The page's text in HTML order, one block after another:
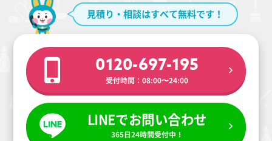
見積り・相談はすべて無料です！
0120-697-195
受付時間：08:00〜24:00
LINEでお問い合わせ
365日24時間受付中！